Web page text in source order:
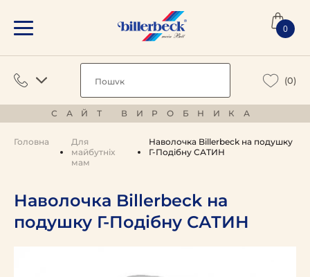
0
(0)
САЙТ ВИРОБНИКА
Головна
Для
майбутніх
мам
Наволочка Billerbeck на подушку
Г-Подібну САТИН
Наволочка Billerbeck на
подушку Г-Подібну САТИН